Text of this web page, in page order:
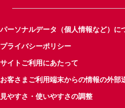
パーソナルデータ（個人情報など）に
プライバシーポリシー
サイトご利用にあたって
お客さまご利用端末からの情報の外部
見やすさ・使いやすさの調整